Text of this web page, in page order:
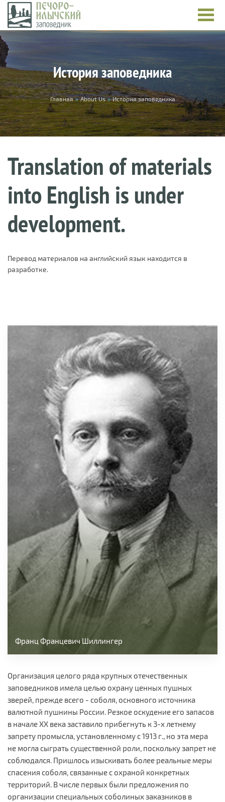
Skip to main content
История заповедника
You are here
Главная » About Us » История заповедника
Translation of materials
into English is under
development.
Перевод материалов на английский язык находится в
разработке.
Франц Францевич Шиллингер
Организация целого ряда крупных отечественных
заповедников имела целью охрану ценных пушных
зверей, прежде всего - соболя, основного источника
валютной пушнины России. Резкое оскудение его запасов
в начале XX века заставило прибегнуть к 3-х летнему
запрету промысла, установленному с 1913 г., но эта мера
не могла сыграть существенной роли, поскольку запрет не
соблюдался. Пришлось изыскивать более реальные меры
спасения соболя, связанные с охраной конкретных
территорий. В числе первых были предложения по
организации специальных соболиных заказников в